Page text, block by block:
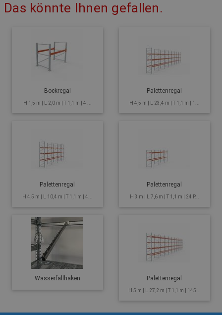
Das könnte Ihnen gefallen.
Bockregal
H 1,5 m | L 2,0 m | T 1,1 m | 4 ...
Palettenregal
H 4,5 m | L 23,4 m | T 1,1 m | 1...
Palettenregal
H 4,5 m | L 10,4 m | T 1,1 m | 4...
Palettenregal
H 3 m | L 7,6 m | T 1,1 m | 24 P...
Wasserfallhaken Palettenregal
H 5 m | L 27,2 m | T 1,1 m | 145...